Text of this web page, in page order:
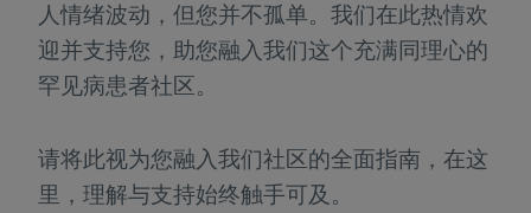
人情绪波动，但您并不孤单。我们在此热情欢
迎并支持您，助您融入我们这个充满同理心的
罕见病患者社区。
请将此视为您融入我们社区的全面指南，在这
里，理解与支持始终触手可及。